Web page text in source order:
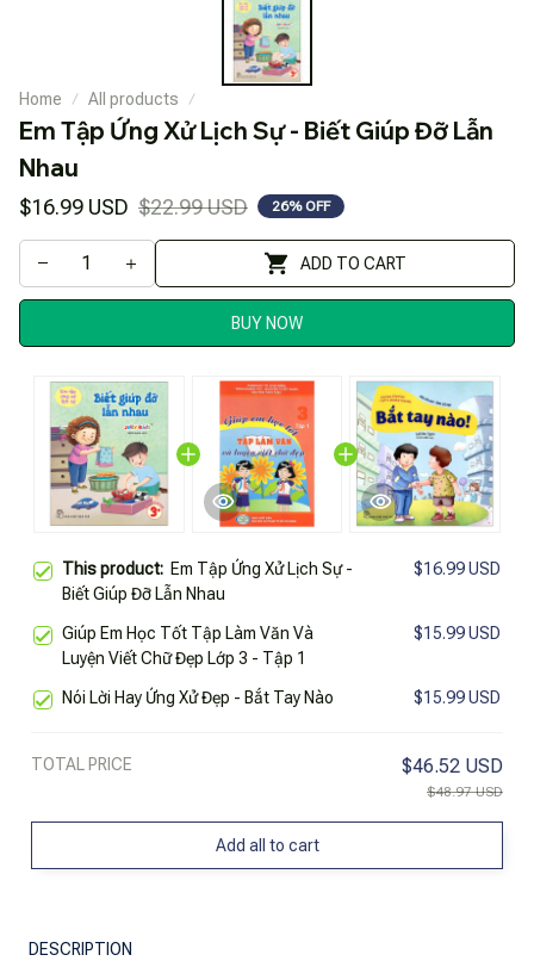
Home All products
Em Tập Ứng Xử Lịch Sự - Biết Giúp Đỡ Lẫn
Nhau
$16.99 USD $22.99 USD 26% OFF
ADD TO CART
BUY NOW
This product: Em Tập Ứng Xử Lịch Sự -
Biết Giúp Đỡ Lẫn Nhau
$16.99 USD
Giúp Em Học Tốt Tập Làm Văn Và
Luyện Viết Chữ Đẹp Lớp 3 - Tập 1
$15.99 USD
Nói Lời Hay Ứng Xử Đẹp - Bắt Tay Nào $15.99 USD
TOTAL PRICE $46.52 USD
$48.97 USD
Add all to cart
DESCRIPTION